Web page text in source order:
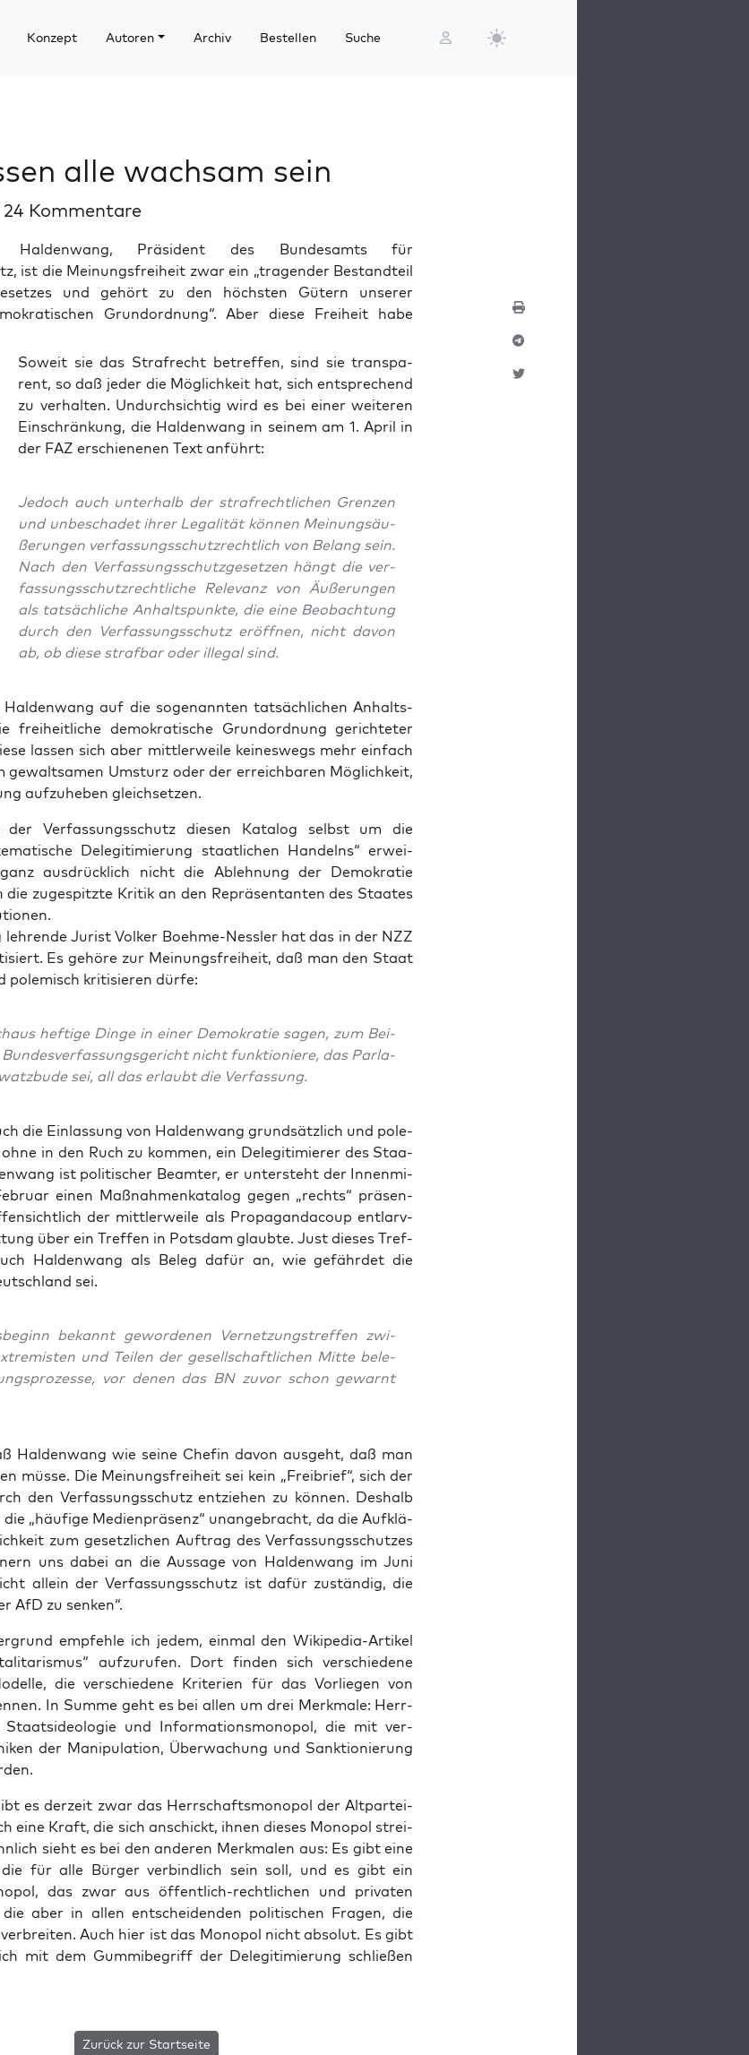
Konzept Autoren Archiv Bestellen Suche
alle wachsam sein
24 Kommentare
Haldenwang, Präsident des Bundesamts für
ist die Meinungsfreiheit zwar ein „tragender Bestandteil
und gehört zu den höchsten Gütern unserer
Grundordnung“. Aber diese Freiheit habe
Soweit sie das Straf­recht betref­fen, sind sie trans­pa­
rent, so daß jeder die Mög­lich­keit hat, sich ent­spre­chend
zu ver­hal­ten. Undurch­sich­tig wird es bei einer wei­te­ren
Ein­schrän­kung, die Hal­den­wang in sei­nem am 1. April in
der FAZ erschie­ne­nen Text anführt:
Jedoch auch unter­halb der straf­recht­li­chen Gren­zen
und unbe­scha­det ihrer Lega­li­tät kön­nen Mei­nungs­äu­
ße­run­gen ver­fas­sungs­schutz­recht­lich von Belang sein.
Nach den Ver­fas­sungs­schutz­ge­set­zen hängt die ver­
fas­sungs­schutz­recht­li­che Rele­vanz von Äuße­run­gen
als tat­säch­li­che Anhalts­punk­te, die eine Beob­ach­tung
durch den Ver­fas­sungs­schutz eröff­nen, nicht davon
ab, ob die­se straf­bar oder ille­gal sind.
Hal­den­wang auf die soge­nann­ten tat­säch­li­chen Anhalts­
frei­heit­li­che demo­kra­ti­sche Grund­ord­nung gerich­te­ter
las­sen sich aber mitt­ler­wei­le kei­nes­wegs mehr ein­fach
gewalt­sa­men Umsturz oder der erreich­ba­ren Mög­lich­keit,
auf­zu­he­ben gleichsetzen.
Ver­fas­sungs­schutz die­sen Kata­log selbst um die
Dele­gi­ti­mie­rung staat­li­chen Han­delns“ erwei­
aus­drück­lich nicht die Ableh­nung der Demo­kra­tie
die zuge­spitz­te Kri­tik an den Reprä­sen­tan­ten des Staa­tes
Jurist Vol­ker Boeh­me-Ness­ler hat das in der NZZ
Es gehö­re zur Mei­nungs­frei­heit, daß man den Staat
pole­misch kri­ti­sie­ren dürfe:
hef­ti­ge Din­ge in einer Demo­kra­tie sagen, zum Bei­
Bun­des­ver­fas­sungs­ge­richt nicht funk­tio­nie­re, das Par­la­
sei, all das erlaubt die Verfassung.
die Ein­las­sung von Hal­den­wang grund­sätz­lich und pole­
in den Ruch zu kom­men, ein Dele­gi­ti­mie­rer des Staa­
ist poli­ti­scher Beam­ter, er unter­steht der Innen­mi­
einen Maß­nah­men­ka­ta­log gegen „rechts“ prä­sen­
der mitt­ler­wei­le als Pro­pa­g­an­da­coup ent­larv­
über ein Tref­fen in Pots­dam glaub­te. Just die­ses Tref­
Hal­den­wang als Beleg dafür an, wie gefähr­det die
sei.
bekannt gewor­de­nen Ver­net­zungs­tref­fen zwi­
und Tei­len der gesell­schaft­li­chen Mit­te bele­
vor denen das BN zuvor schon gewarnt
Hal­den­wang wie sei­ne Che­fin davon aus­geht, daß man
müs­se. Die Mei­nungs­frei­heit sei kein „Frei­brief“, sich der
den Ver­fas­sungs­schutz ent­zie­hen zu kön­nen. Des­halb
die „häu­fi­ge Medi­en­prä­senz“ unan­ge­bracht, da die Auf­klä­
zum gesetz­li­chen Auf­trag des Ver­fas­sungs­schut­zes
uns dabei an die Aus­sa­ge von Hal­den­wang im Juni
allein der Ver­fas­sungs­schutz ist dafür zustän­dig, die
AfD zu senken“.
emp­feh­le ich jedem, ein­mal den Wiki­pe­dia-Arti­kel
auf­zu­ru­fen. Dort fin­den sich ver­schie­de­ne
die ver­schie­de­ne Kri­te­ri­en für das Vor­lie­gen von
In Sum­me geht es bei allen um drei Merk­ma­le: Herr­
Staats­ideo­lo­gie und Infor­ma­ti­ons­mo­no­pol, die mit ver­
der Mani­pu­la­ti­on, Über­wa­chung und Sank­tio­nie­rung
es der­zeit zwar das Herr­schafts­mo­no­pol der Alt­par­tei­
eine Kraft, die sich anschickt, ihnen die­ses Mono­pol strei­
sieht es bei den ande­ren Merk­ma­len aus: Es gibt eine
die für alle Bür­ger ver­bind­lich sein soll, und es gibt ein
das zwar aus öffent­lich-recht­li­chen und pri­va­ten
aber in allen ent­schei­den­den poli­ti­schen Fra­gen, die
Auch hier ist das Mono­pol nicht abso­lut. Es gibt
mit dem Gum­mi­be­griff der Dele­gi­ti­mie­rung schlie­ßen
Zurück zur Startseite